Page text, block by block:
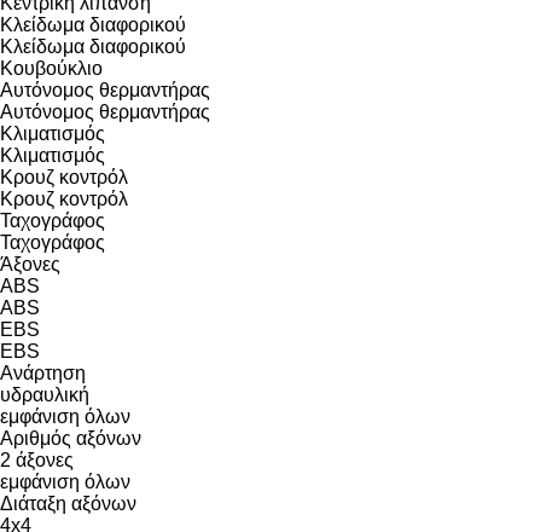
Κλείδωμα διαφορικού
Κλείδωμα διαφορικού
Κουβούκλιο
Αυτόνομος θερμαντήρας
Αυτόνομος θερμαντήρας
Κλιματισμός
Κλιματισμός
Κρουζ κοντρόλ
Κρουζ κοντρόλ
Ταχογράφος
Ταχογράφος
Άξονες
ABS
ABS
EBS
EBS
Ανάρτηση
υδραυλική
εμφάνιση όλων
Αριθμός αξόνων
2 άξονες
εμφάνιση όλων
Διάταξη αξόνων
4x4